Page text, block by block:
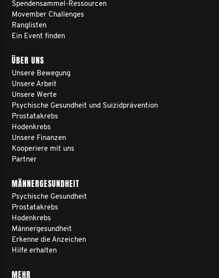
Spendensammel-Ressourcen
Movember Challenges
Ranglisten
Ein Event finden
ÜBER UNS
Unsere Bewegung
Unsere Arbeit
Unsere Werte
Psychische Gesundheit und Suizidprävention
Prostatakrebs
Hodenkrebs
Unsere Finanzen
Kooperiere mit uns
Partner
MÄNNERGESUNDHEIT
Psychische Gesundheit
Prostatakrebs
Hodenkrebs
Männergesundheit
Erkenne die Anzeichen
Hilfe erhalten
MEHR